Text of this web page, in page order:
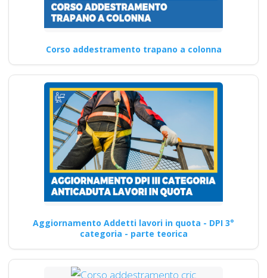
Corso addestramento trapano a colonna
Aggiornamento Addetti lavori in quota - DPI 3°
categoria - parte teorica